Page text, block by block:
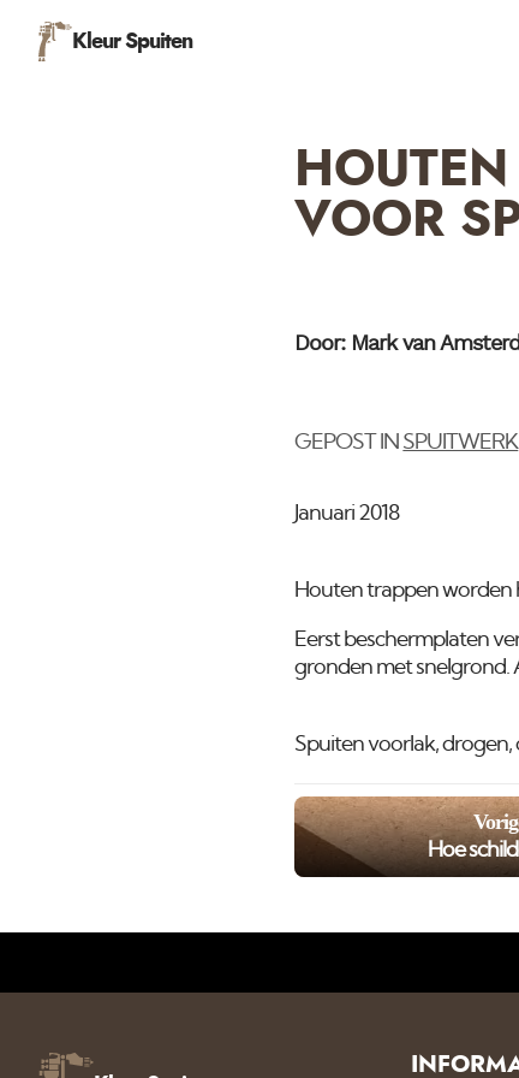
Kleur Spuiten
VOOR
Door: Mark van
GEPOST IN SPUITWERK
Januari 2018
Houten trappen worden
Eerst beschermplaten
gronden met snelgrond.
Spuiten voorlak,
Hoe